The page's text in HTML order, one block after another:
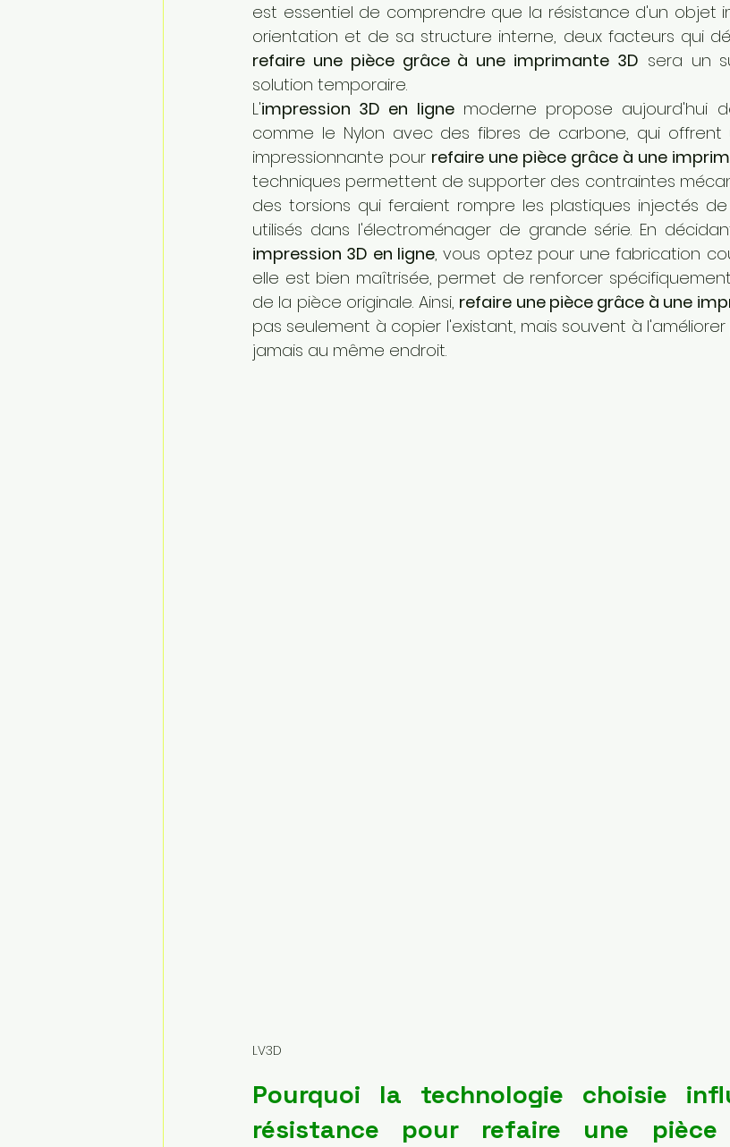
est essentiel de comprendre que la résistance d'un objet
refaire une pièce grâce à une imprimante 3D sera un
solution temporaire.
L'impression 3D en ligne moderne propose aujourd'hui
comme le Nylon avec des fibres de carbone, qui offrent
impressionnante pour refaire une pièce grâce à une
techniques permettent de supporter des contraintes
des torsions qui feraient rompre les plastiques injectés
utilisés dans l'électroménager de grande série. En
impression 3D en ligne, vous optez pour une fabrication
elle est bien maîtrisée, permet de renforcer
de la pièce originale. Ainsi, refaire une pièce grâce à une
pas seulement à copier l'existant, mais souvent à
jamais au même endroit.
LV3D
Pourquoi la technologie choisie
résistance pour refaire une